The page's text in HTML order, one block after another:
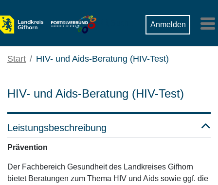
Anmelden
Start HIV- und Aids-Beratung (HIV-Test)
HIV- und Aids-Beratung (HIV-Test)
Leistungsbeschreibung
Prävention
Der Fachbereich Gesundheit des Landkreises Gifhorn
bietet Beratungen zum Thema HIV und Aids sowie ggf. die